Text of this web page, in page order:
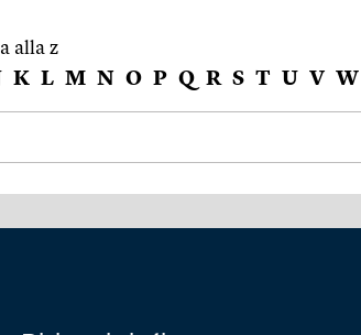
alla z
K L M N O P Q R S T U V W